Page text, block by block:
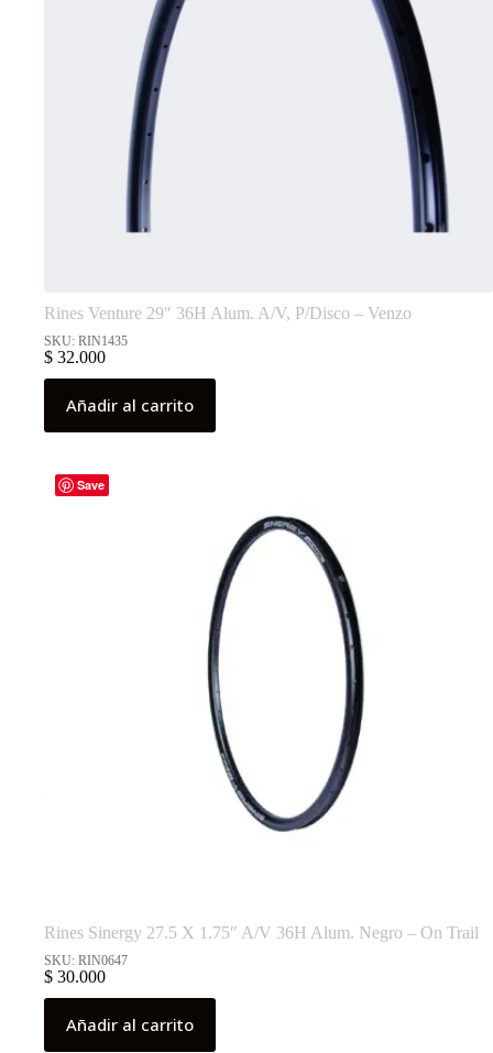
Rines Venture 29″ 36H Alum. A/V, P/Disco – Venzo
SKU: RIN1435
$ 32.000
Añadir al carrito
Save
Rines Sinergy 27.5 X 1.75″ A/V 36H Alum. Negro – On Trail
SKU: RIN0647
$ 30.000
Añadir al carrito